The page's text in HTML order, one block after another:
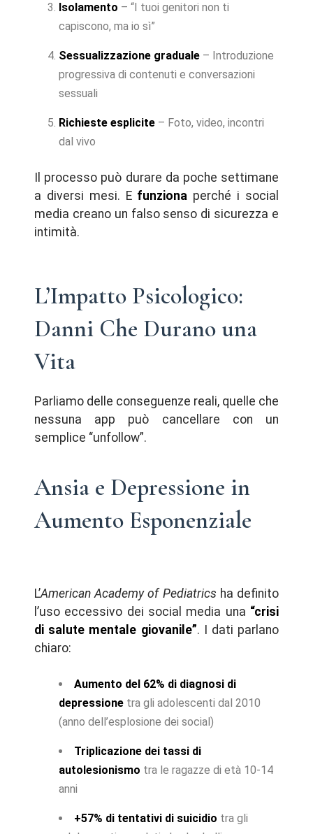
Isolamento – “I tuoi genitori non ti
capiscono, ma io sì”
Sessualizzazione graduale – Introduzione
progressiva di contenuti e conversazioni
sessuali
Richieste esplicite – Foto, video, incontri
dal vivo
Il processo può durare da poche settimane
a diversi mesi. E funziona perché i social
media creano un falso senso di sicurezza e
intimità.
L’Impatto Psicologico:
Danni Che Durano una
Vita
Parliamo delle conseguenze reali, quelle che
nessuna app può cancellare con un
semplice “unfollow”.
Ansia e Depressione in
Aumento Esponenziale
L’American Academy of Pediatrics ha definito
l’uso eccessivo dei social media una “crisi
di salute mentale giovanile”. I dati parlano
chiaro:
Aumento del 62% di diagnosi di
depressione tra gli adolescenti dal 2010
(anno dell’esplosione dei social)
Triplicazione dei tassi di
autolesionismo tra le ragazze di età 10-14
anni
+57% di tentativi di suicidio tra gli